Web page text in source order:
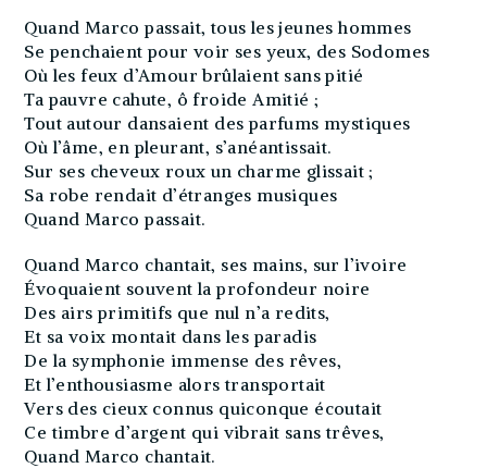
Quand Marco passait, tous les jeunes hommes
Se penchaient pour voir ses yeux, des Sodomes
Où les feux d’Amour brûlaient sans pitié
Ta pauvre cahute, ô froide Amitié ;
Tout autour dansaient des parfums mystiques
Où l’âme, en pleurant, s’anéantissait.
Sur ses cheveux roux un charme glissait ;
Sa robe rendait d’étranges musiques
Quand Marco passait.
Quand Marco chantait, ses mains, sur l’ivoire
Évoquaient souvent la profondeur noire
Des airs primitifs que nul n’a redits,
Et sa voix montait dans les paradis
De la symphonie immense des rêves,
Et l’enthousiasme alors transportait
Vers des cieux connus quiconque écoutait
Ce timbre d’argent qui vibrait sans trêves,
Quand Marco chantait.